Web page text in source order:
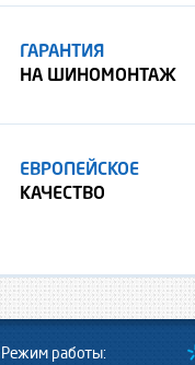
ГАРАНТИЯ
НА ШИНОМОНТАЖ
ЕВРОПЕЙСКОЕ
КАЧЕСТВО
Режим работы: